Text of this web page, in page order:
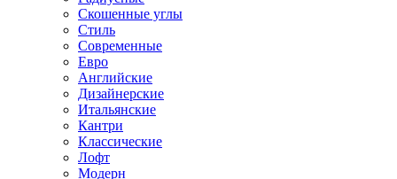
Скошенные углы
Стиль
Современные
Евро
Английские
Дизайнерские
Итальянские
Кантри
Классические
Лофт
Модерн